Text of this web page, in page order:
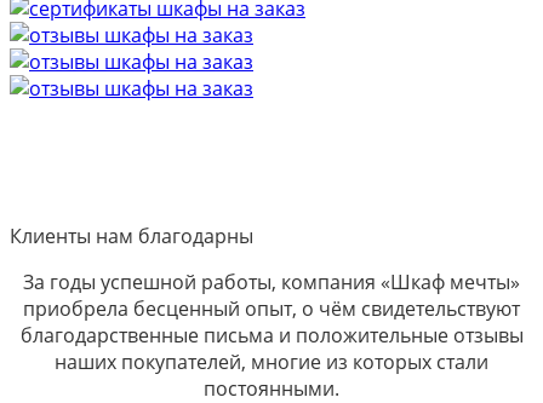
Клиенты нам благодарны
За годы успешной работы, компания «Шкаф мечты»
приобрела бесценный опыт, о чём свидетельствуют
благодарственные письма и положительные отзывы
наших покупателей, многие из которых стали
постоянными.